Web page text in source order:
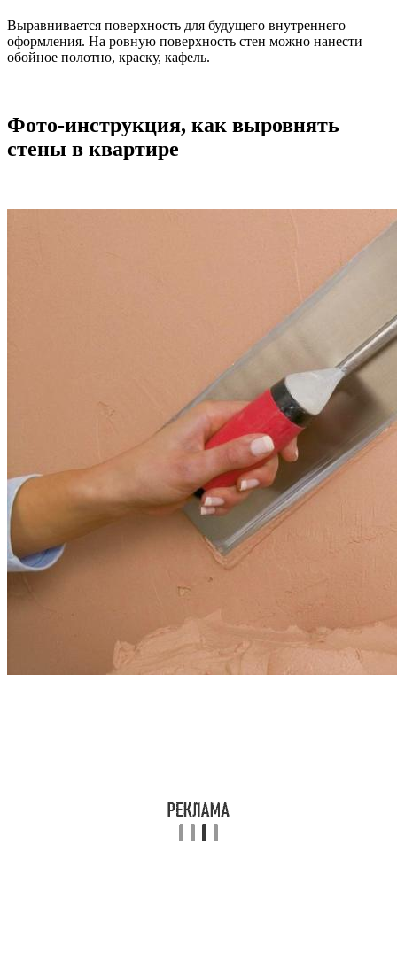
Выравнивается поверхность для будущего внутреннего
оформления. На ровную поверхность стен можно нанести
обойное полотно, краску, кафель.
Фото-инструкция, как выровнять
стены в квартире